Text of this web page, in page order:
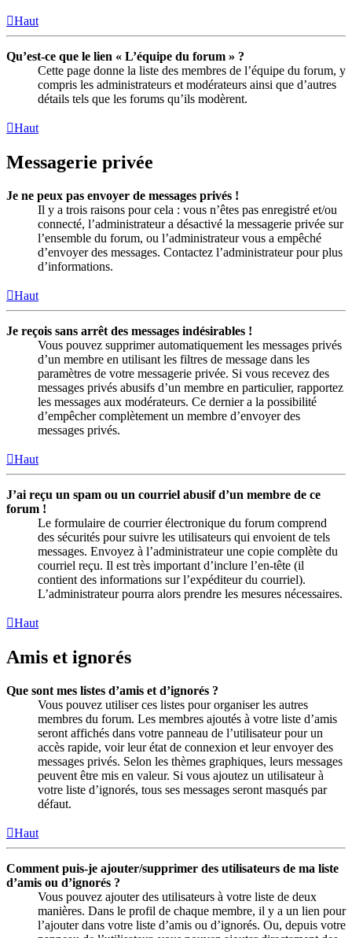
Haut
Qu’est-ce que le lien « L’équipe du forum » ?
Cette page donne la liste des membres de l’équipe du forum, y
compris les administrateurs et modérateurs ainsi que d’autres
détails tels que les forums qu’ils modèrent.
Haut
Messagerie privée
Je ne peux pas envoyer de messages privés !
Il y a trois raisons pour cela : vous n’êtes pas enregistré et/ou
connecté, l’administrateur a désactivé la messagerie privée sur
l’ensemble du forum, ou l’administrateur vous a empêché
d’envoyer des messages. Contactez l’administrateur pour plus
d’informations.
Haut
Je reçois sans arrêt des messages indésirables !
Vous pouvez supprimer automatiquement les messages privés
d’un membre en utilisant les filtres de message dans les
paramètres de votre messagerie privée. Si vous recevez des
messages privés abusifs d’un membre en particulier, rapportez
les messages aux modérateurs. Ce dernier a la possibilité
d’empêcher complètement un membre d’envoyer des
messages privés.
Haut
J’ai reçu un spam ou un courriel abusif d’un membre de ce
forum !
Le formulaire de courrier électronique du forum comprend
des sécurités pour suivre les utilisateurs qui envoient de tels
messages. Envoyez à l’administrateur une copie complète du
courriel reçu. Il est très important d’inclure l’en-tête (il
contient des informations sur l’expéditeur du courriel).
L’administrateur pourra alors prendre les mesures nécessaires.
Haut
Amis et ignorés
Que sont mes listes d’amis et d’ignorés ?
Vous pouvez utiliser ces listes pour organiser les autres
membres du forum. Les membres ajoutés à votre liste d’amis
seront affichés dans votre panneau de l’utilisateur pour un
accès rapide, voir leur état de connexion et leur envoyer des
messages privés. Selon les thèmes graphiques, leurs messages
peuvent être mis en valeur. Si vous ajoutez un utilisateur à
votre liste d’ignorés, tous ses messages seront masqués par
défaut.
Haut
Comment puis-je ajouter/supprimer des utilisateurs de ma liste
d’amis ou d’ignorés ?
Vous pouvez ajouter des utilisateurs à votre liste de deux
manières. Dans le profil de chaque membre, il y a un lien pour
l’ajouter dans votre liste d’amis ou d’ignorés. Ou, depuis votre